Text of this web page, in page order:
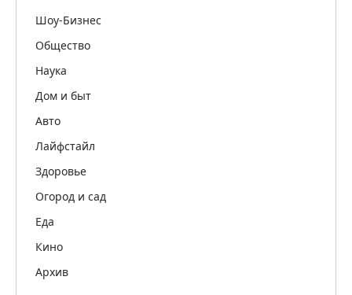
Шоу-Бизнес
Общество
Наука
Дом и быт
Авто
Лайфстайл
Здоровье
Огород и сад
Еда
Кино
Архив